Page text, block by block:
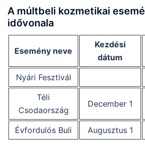
A múltbeli kozmetikai
idővonala
Esemény neve
Kezdési
dátum
Nyári Fesztivál
Téli
Csodaország
December 1
Évfordulós Buli Augusztus 1